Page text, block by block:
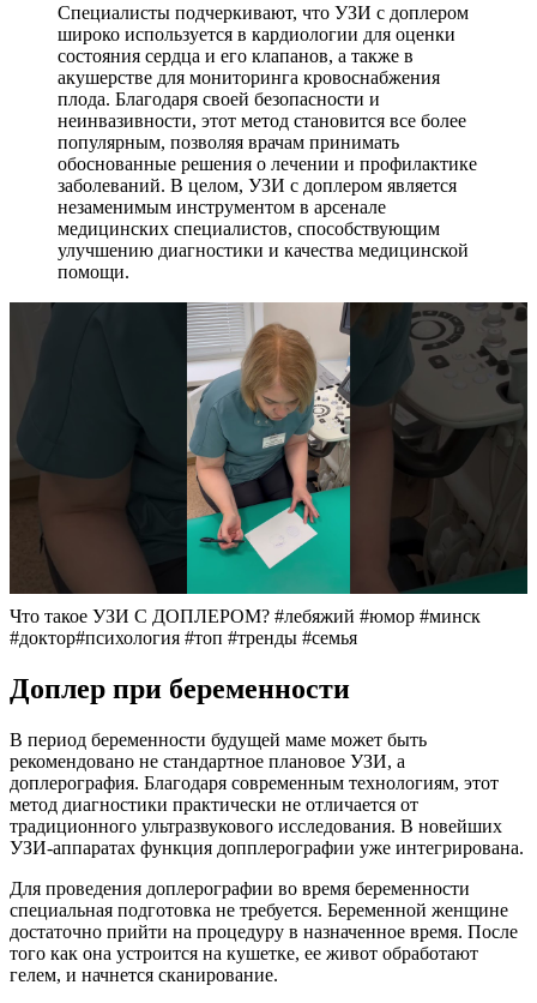
Специалисты подчеркивают, что УЗИ с доплером
широко используется в кардиологии для оценки
состояния сердца и его клапанов, а также в
акушерстве для мониторинга кровоснабжения
плода. Благодаря своей безопасности и
неинвазивности, этот метод становится все более
популярным, позволяя врачам принимать
обоснованные решения о лечении и профилактике
заболеваний. В целом, УЗИ с доплером является
незаменимым инструментом в арсенале
медицинских специалистов, способствующим
улучшению диагностики и качества медицинской
помощи.
Что такое УЗИ С ДОПЛЕРОМ? #лебяжий #юмор #минск
#доктор#психология #топ #тренды #семья
Доплер при беременности
В период беременности будущей маме может быть
рекомендовано не стандартное плановое УЗИ, а
доплерография. Благодаря современным технологиям, этот
метод диагностики практически не отличается от
традиционного ультразвукового исследования. В новейших
УЗИ-аппаратах функция допплерографии уже интегрирована.
Для проведения доплерографии во время беременности
специальная подготовка не требуется. Беременной женщине
достаточно прийти на процедуру в назначенное время. После
того как она устроится на кушетке, ее живот обработают
гелем, и начнется сканирование.